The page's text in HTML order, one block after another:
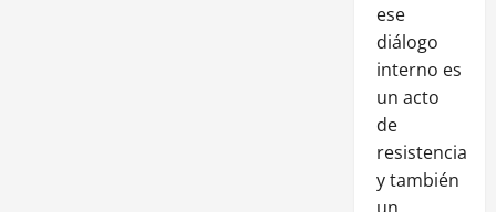
ese
diálogo
interno es
un acto
de
resistencia
y también